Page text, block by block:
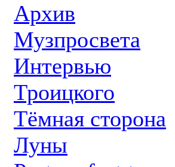
Архив
Музпросвета
Интервью
Троицкого
Тёмная сторона
Луны